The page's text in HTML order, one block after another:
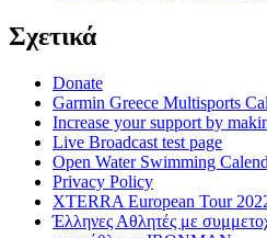
Σχετικά
Donate
Garmin Greece Multisports
Increase your support by
Live Broadcast test page
Open Water Swimming
Privacy Policy
XTERRA European Tour
Έλληνες Αθλητές με